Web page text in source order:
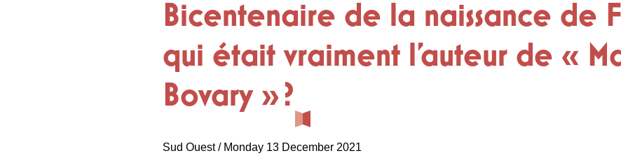
Bicentenaire de la naissance de
qui était vraiment l’auteur de «
Bovary » ?
Sud Ouest / Monday 13 December 2021